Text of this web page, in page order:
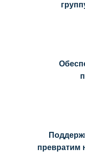
превратим